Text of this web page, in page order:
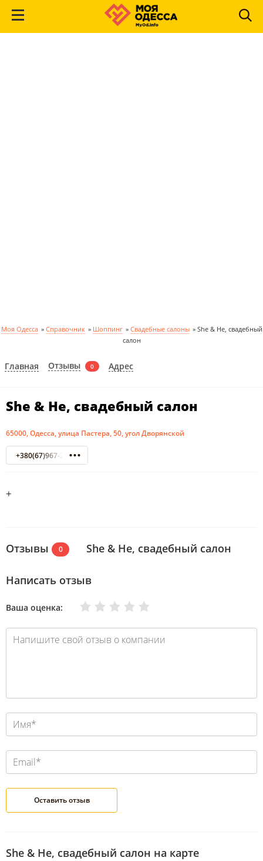
Моя Одесса » Справочник » Шоппинг » Свадебные салоны » She & He, свадебный
салон
Главная Отзывы 0 Адрес
She & He, свадебный салон
65000, Одесса, улица Пастера, 50, угол Дворянской
+380(67)967-20-27
+
Отзывы 0 She & He, свадебный салон
Написать отзыв
Ваша оценка: Отлично
Хорошо
Нормально
Плохо
Очень плохо
She & He, свадебный салон на карте